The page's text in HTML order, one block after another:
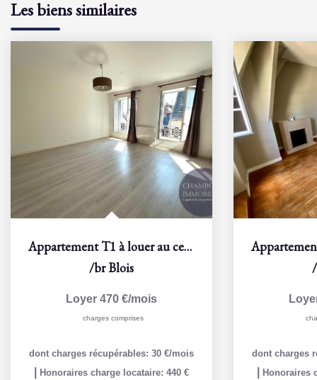
Les biens similaires
Appartement T1 à louer au centre-ville de Blois - Réf 10051
/brBlois
Loyer 470 €/mois
charges comprises
dont charges récupérables: 30 €/mois
Honoraires charge locataire: 440 €
dont charges
Honoraires